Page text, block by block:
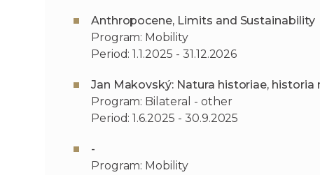
Anthropocene, Limits and Sustainability
Program: Mobility
Period: 1.1.2025 - 31.12.2026
Jan Makovský: Natura historiae,
Program: Bilateral - other
Period: 1.6.2025 - 30.9.2025
-
Program: Mobility